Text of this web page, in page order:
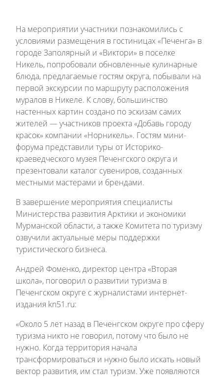
На мероприятии участники познакомились с
условиями размещения в гостиницах «Печенга» в
городе Заполярный и «Виктори» в поселке
Никель, попробовали обновленные кулинарные
блюда, предлагаемые гостям округа, побывали на
первой экскурсии по маршруту расположения
муралов в Никеле. К слову, большинство
настенных картин создано по эскизам самих
жителей — участников проекта «Добавь городу
красок» компании «Норникель». Гостям мини-
форума представили туры от Историко-
краеведческого музея Печенгского округа и
презентовали каталог сувениров, созданных
местными мастерами и брендами.
В завершение мероприятия специалисты
Министерства развития Арктики и экономики
Мурманской области, а также Комитета по туризму
озвучили актуальные меры поддержки
туристического бизнеса.
Андрей Фоменко, директор центра «Вторая
школа», поговорил о развитии туризма в
Печенгском округе с журналистами интернет-
издания kn51.ru:
«Около 5 лет назад в Печенгском округе про сферу
туризма никто не говорил, потому что было не
нужно. Когда территория начала
трансформироваться и нужно было искать новый
вектор развития, им стал туризм. Уже появляются